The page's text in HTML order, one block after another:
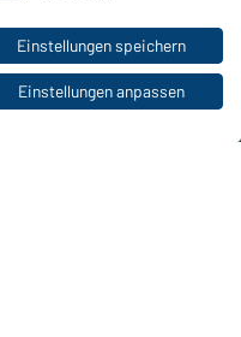
Kollektionen
Einstellungen speichern
Einstellungen anpassen